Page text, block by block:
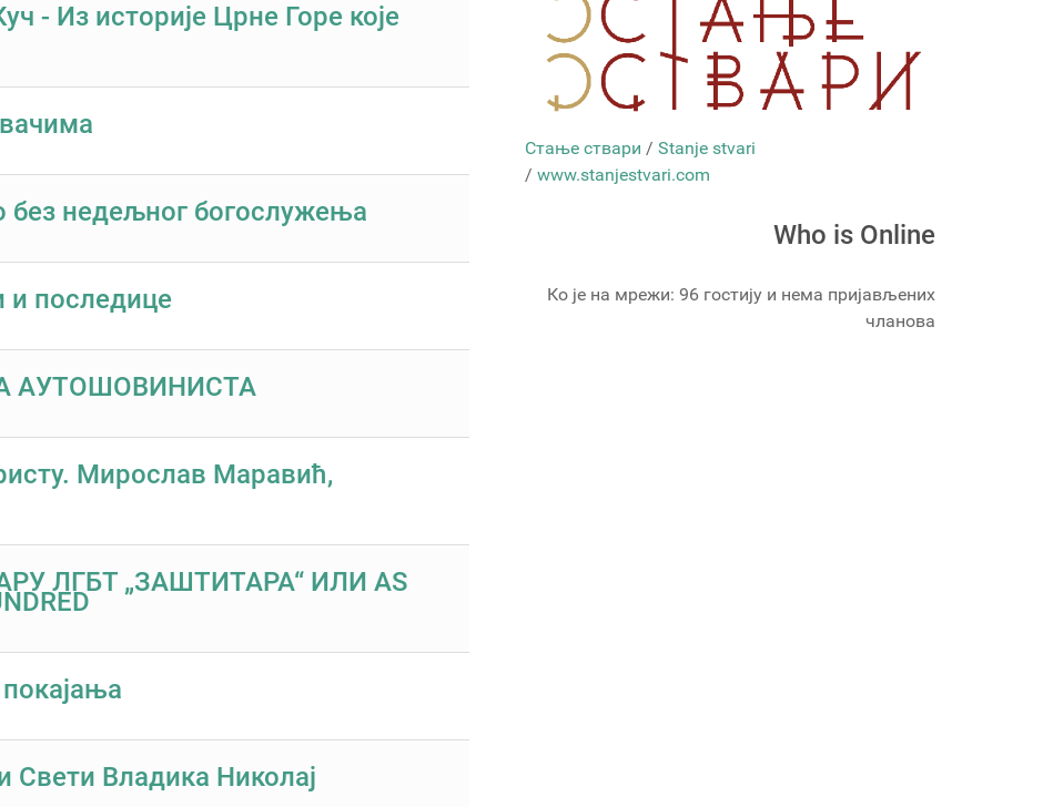
- Из историје Црне Горе које
недељног богослужења
и последице
АУТОШОВИНИСТА
Мирослав Маравић,
ЛГБТ „ЗАШТИТАРА“ ИЛИ АS
Свети Владика Николај
Стање ствари / Stanje stvari
/ www.stanjestvari.com
Who is Online
Ко је на мрежи: 96 гостију и нема пријављених
чланова